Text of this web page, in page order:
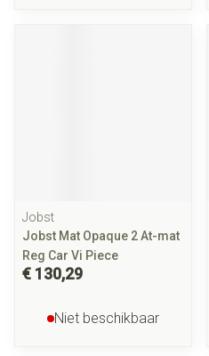
Jobst
Jobst Mat Opaque 2 At-mat
Reg Car Vi Piece
€ 130,29
Niet beschikbaar